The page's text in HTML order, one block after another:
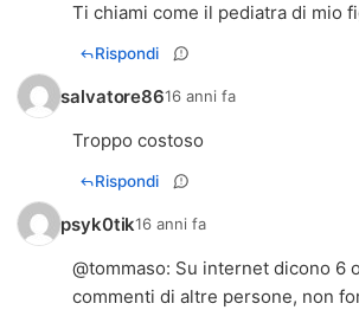
Ti chiami come il pediatra di mio
Rispondi
salvatore8616 anni fa
Troppo costoso
Rispondi
psyk0tik16 anni fa
@tommaso: Su internet dicono 6
commenti di altre persone, non